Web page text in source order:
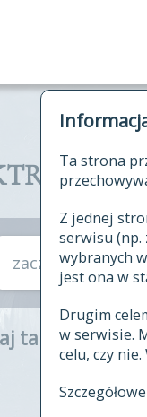
Ta strona
Z jednej
serwisu
wybranych
jest ona w
Drugim
w serwisie.
celu, czy
zaczynające się
także hasła